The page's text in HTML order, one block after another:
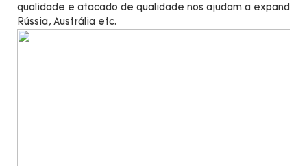
qualidade e atacado de qualidade nos ajudam a expandir
Rússia, Austrália etc.